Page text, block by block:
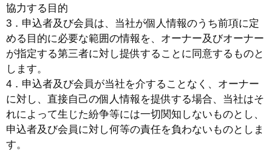
協力する目的
3．申込者及び会員は、当社が個人情報のうち前項に定
める目的に必要な範囲の情報を、オーナー及びオーナー
が指定する第三者に対し提供することに同意するものと
します。
4．申込者及び会員が当社を介することなく、オーナー
に対し、直接自己の個人情報を提供する場合、当社はそ
れによって生じた紛争等には一切関知しないものとし、
申込者及び会員に対し何等の責任を負わないものとしま
す。